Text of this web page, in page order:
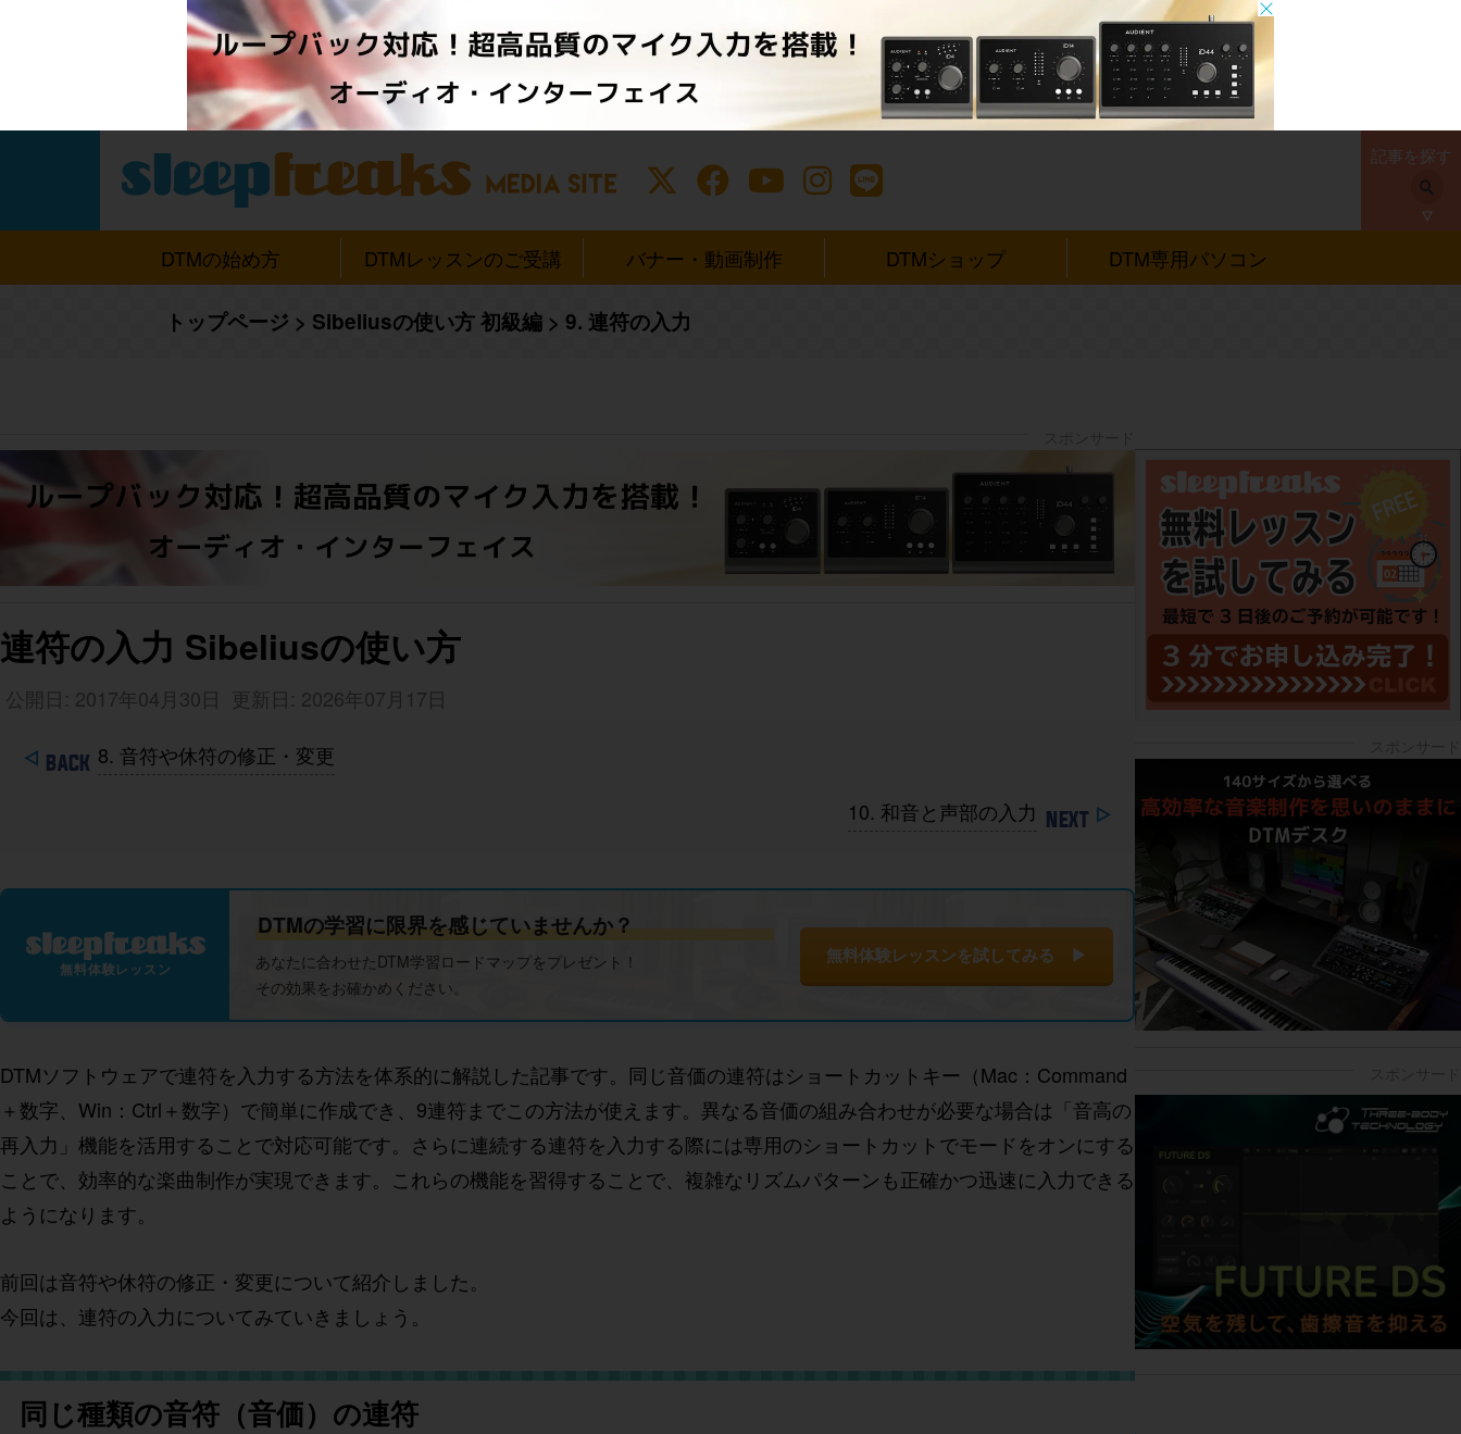
DTMの始め方 DTMレッスンのご受講 バナー・動画制作 DTMショップ DTM専用パソコン
記事を探す
トップページ > Sibeliusの使い方 初級編 > 9. 連符の入力
連符の入力 Sibeliusの使い方
公開日: 2017年04月30日
更新日: 2026年07月17日
8. 音符や休符の修正・変更
10. 和音と声部の入力
無料体験レッスン
DTMの学習に限界を感じていませんか？
あなたに合わせたDTM学習ロードマップをプレゼント！
その効果をお確かめください。
無料体験レッスンを試してみる ▶
DTMソフトウェアで連符を入力する方法を体系的に解説した記事です。同じ音価の連符はショートカットキー（Mac：Command
＋数字、Win：Ctrl＋数字）で簡単に作成でき、9連符までこの方法が使えます。異なる音価の組み合わせが必要な場合は「音高の
再入力」機能を活用することで対応可能です。さらに連続する連符を入力する際には専用のショートカットでモードをオンにする
ことで、効率的な楽曲制作が実現できます。これらの機能を習得することで、複雑なリズムパターンも正確かつ迅速に入力できる
ようになります。
前回は音符や休符の修正・変更について紹介しました。
今回は、連符の入力についてみていきましょう。
同じ種類の音符（音価）の連符